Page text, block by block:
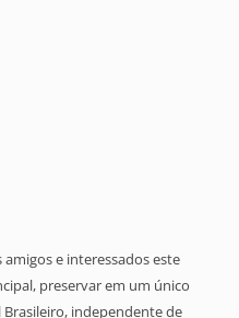
e interessados este
preservar em um único
independente de